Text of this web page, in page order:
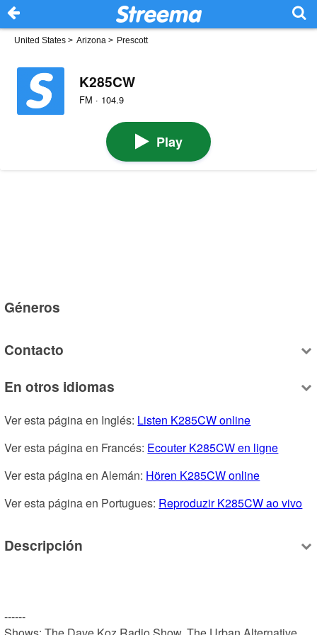
United States > Arizona > Prescott
K285CW
FM · 104.9
Play
Géneros
Contacto
En otros idiomas
Ver esta página en Inglés: Listen K285CW online
Ver esta página en Francés: Ecouter K285CW en ligne
Ver esta página en Alemán: Hören K285CW online
Ver esta página en Portugues: Reproduzir K285CW ao vivo
Descripción
------